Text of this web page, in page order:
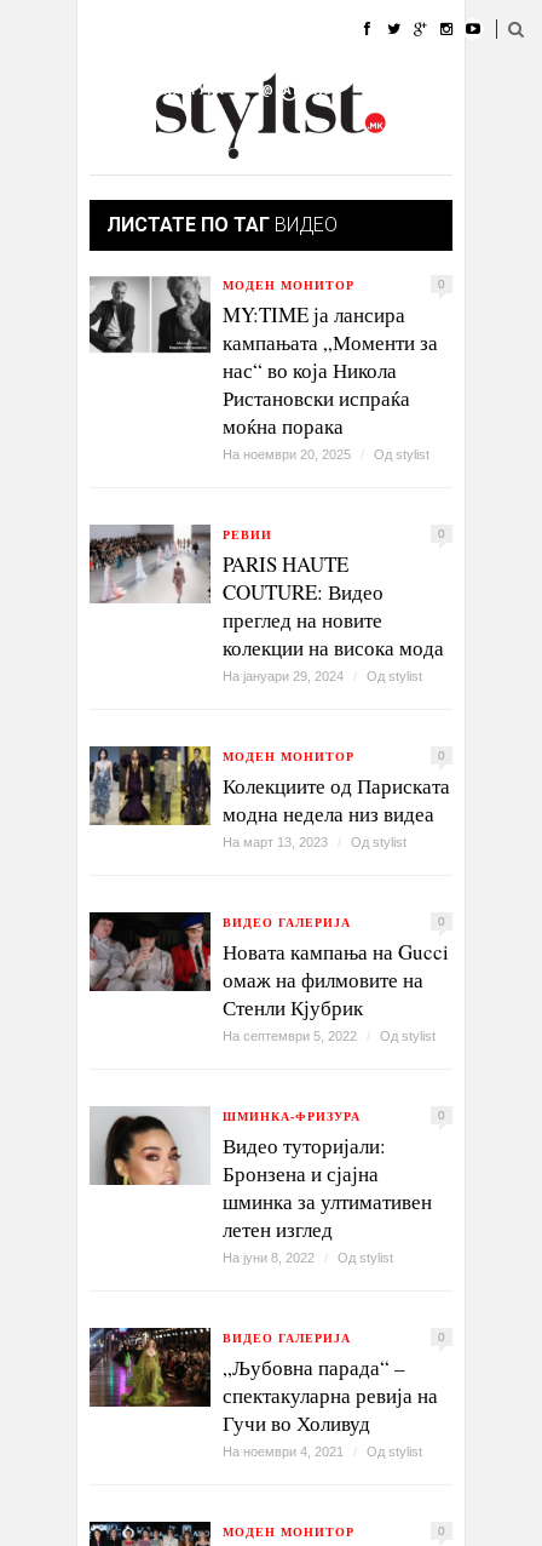
УБАВИНА
КУЛТУРА @РАБОТА
ИЗЛОГ
ЛИСТАТЕ ПО ТАГ ВИДЕО
МОДЕН МОНИТОР 0
MY:TIME ја лансира
кампањата „Моменти за
нас“ во која Никола
Ристановски испраќа
моќна порака
На ноември 20, 2025 / Од stylist
РЕВИИ 0
PARIS HAUTE
COUTURE: Видео
преглед на новите
колекции на висока мода
На јануари 29, 2024 / Од stylist
МОДЕН МОНИТОР 0
Колекциите од Париската
модна недела низ видеа
На март 13, 2023 / Од stylist
ВИДЕО ГАЛЕРИЈА 0
Новата кампања на Gucci
омаж на филмовите на
Стенли Кјубрик
На септември 5, 2022 / Од stylist
ШМИНКА-ФРИЗУРА 0
Видео туторијали:
Бронзена и сјајна
шминка за ултимативен
летен изглед
На јуни 8, 2022 / Од stylist
ВИДЕО ГАЛЕРИЈА 0
„Љубовна парада“ –
спектакуларна ревија на
Гучи во Холивуд
На ноември 4, 2021 / Од stylist
МОДЕН МОНИТОР 0